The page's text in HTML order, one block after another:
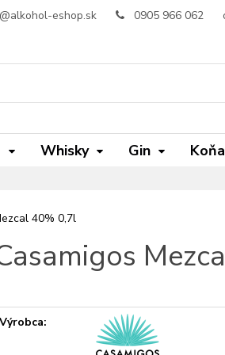
eshop.sk 0905 966 062
Whisky Gin
40% 0,7l
Výrobca: